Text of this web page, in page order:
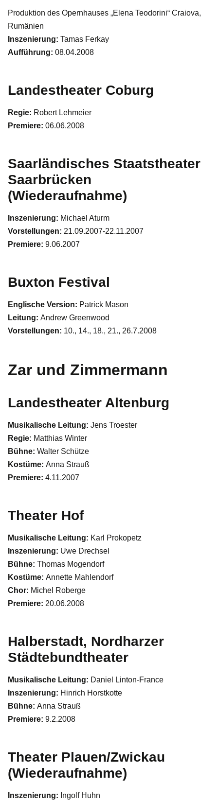
Produktion des Opernhauses „Elena Teodorini“ Craiova,
Rumänien
Inszenierung: Tamas Ferkay
Aufführung: 08.04.2008
Landestheater Coburg
Regie: Robert Lehmeier
Premiere: 06.06.2008
Saarländisches Staatstheater
Saarbrücken
(Wiederaufnahme)
Inszenierung: Michael Aturm
Vorstellungen: 21.09.2007-22.11.2007
Premiere: 9.06.2007
Buxton Festival
Englische Version: Patrick Mason
Leitung: Andrew Greenwood
Vorstellungen: 10., 14., 18., 21., 26.7.2008
Zar und Zimmermann
Landestheater Altenburg
Musikalische Leitung: Jens Troester
Regie: Matthias Winter
Bühne: Walter Schütze
Kostüme: Anna Strauß
Premiere: 4.11.2007
Theater Hof
Musikalische Leitung: Karl Prokopetz
Inszenierung: Uwe Drechsel
Bühne: Thomas Mogendorf
Kostüme: Annette Mahlendorf
Chor: Michel Roberge
Premiere: 20.06.2008
Halberstadt, Nordharzer
Städtebundtheater
Musikalische Leitung: Daniel Linton-France
Inszenierung: Hinrich Horstkotte
Bühne: Anna Strauß
Premiere: 9.2.2008
Theater Plauen/Zwickau
(Wiederaufnahme)
Inszenierung: Ingolf Huhn